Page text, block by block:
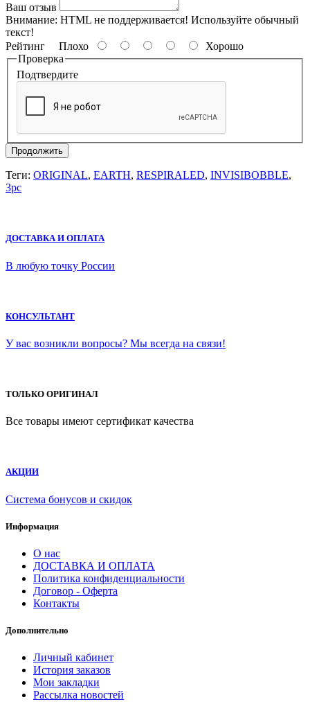
Ваш отзыв
Внимание: HTML не поддерживается! Используйте обычный
текст!
Рейтинг Плохо
Хорошо
Проверка
Подтвердите
Продолжить
Теги: ORIGINAL, EARTH, RESPIRALED, INVISIBOBBLE,
3pc
ДОСТАВКА И ОПЛАТА
В любую точку России
КОНСУЛЬТАНТ
У вас возникли вопросы? Мы всегда на связи!
ТОЛЬКО ОРИГИНАЛ
Все товары имеют сертификат качества
АКЦИИ
Система бонусов и скидок
Информация
О нас
ДОСТАВКА И ОПЛАТА
Политика конфиденциальности
Договор - Оферта
Контакты
Дополнительно
Личный кабинет
История заказов
Мои закладки
Рассылка новостей